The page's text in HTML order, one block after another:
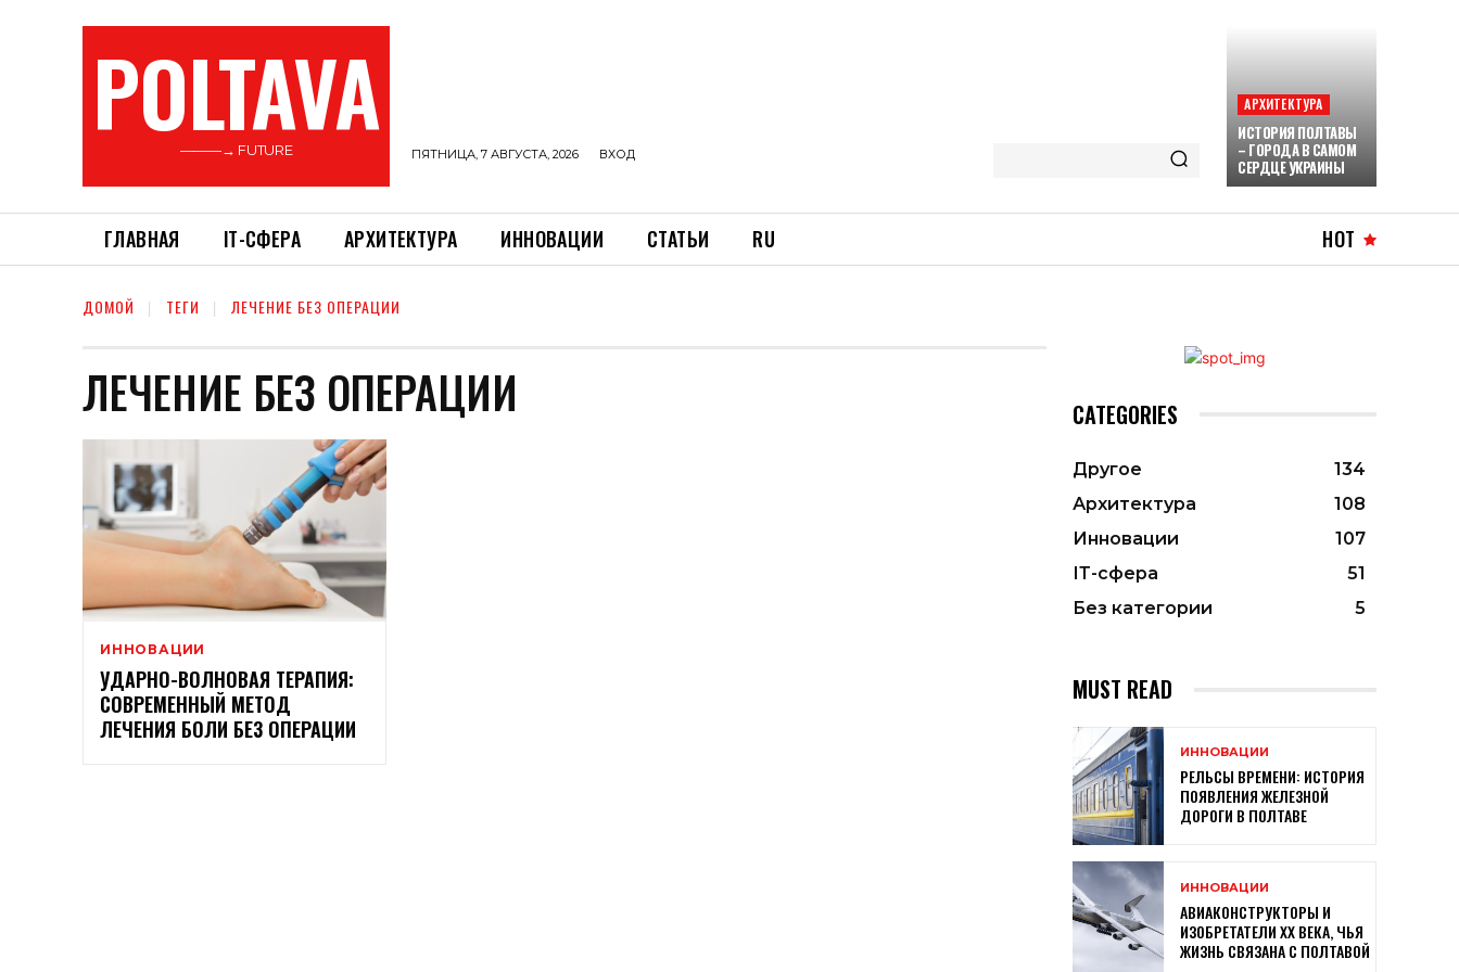
POLTAVA
———→ FUTURE ПЯТНИЦА, 7 АВГУСТА, 2026 ВХОД
АРХИТЕКТУРА
ИСТОРИЯ ПОЛТАВЫ
– ГОРОДА В САМОМ
СЕРДЦЕ УКРАИНЫ
ГЛАВНАЯ ІТ-СФЕРА АРХИТЕКТУРА ИННОВАЦИИ СТАТЬИ RU HOT
ДОМОЙ ТЕГИ ЛЕЧЕНИЕ БЕЗ ОПЕРАЦИИ
ЛЕЧЕНИЕ БЕЗ ОПЕРАЦИИ
ИННОВАЦИИ
УДАРНО-ВОЛНОВАЯ ТЕРАПИЯ:
СОВРЕМЕННЫЙ МЕТОД
ЛЕЧЕНИЯ БОЛИ БЕЗ ОПЕРАЦИИ
CATEGORIES
Другое
134
Архитектура
108
Инновации
107
ІТ-сфера
51
Без категории
5
MUST READ
ИННОВАЦИИ
РЕЛЬСЫ ВРЕМЕНИ: ИСТОРИЯ
ПОЯВЛЕНИЯ ЖЕЛЕЗНОЙ
ДОРОГИ В ПОЛТАВЕ
ИННОВАЦИИ
АВИАКОНСТРУКТОРЫ И
ИЗОБРЕТАТЕЛИ XX ВЕКА, ЧЬЯ
ЖИЗНЬ СВЯЗАНА С ПОЛТАВОЙ